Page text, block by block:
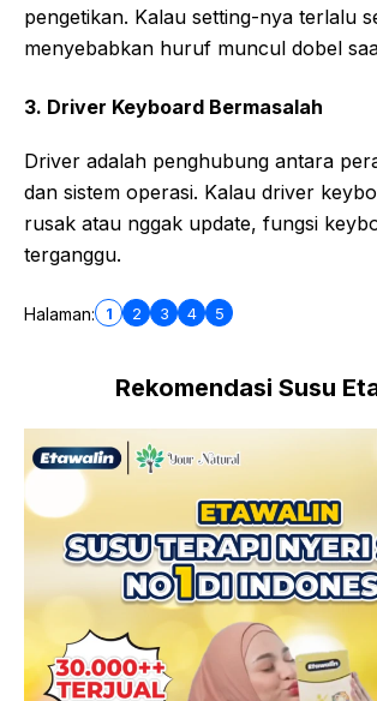
pengetikan. Kalau setting-nya terlalu
menyebabkan huruf muncul dobel
3. Driver Keyboard Bermasalah
Driver adalah penghubung antara
dan sistem operasi. Kalau driver
rusak atau nggak update, fungsi
terganggu.
Halaman: 1 2 3 4 5
Rekomendasi Susu